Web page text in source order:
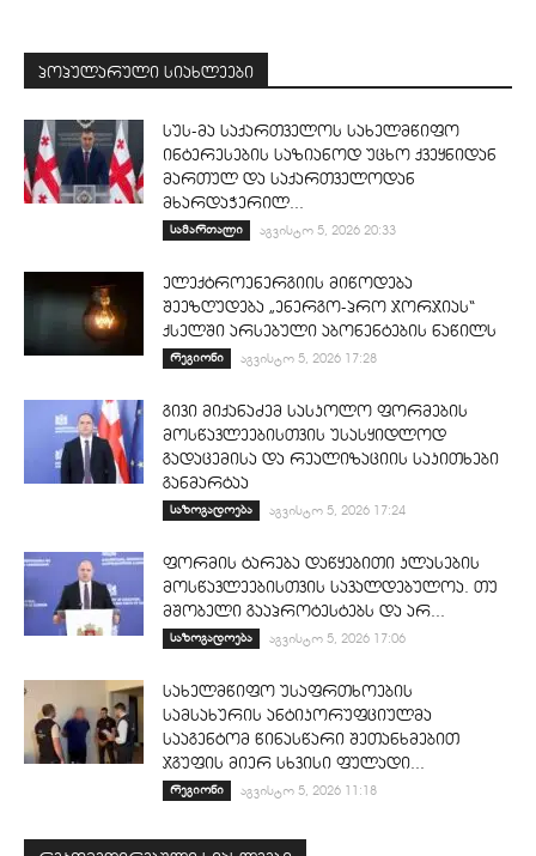
პოპულარული სიახლეები
სუს-მა საქართველოს სახელმწიფო
ინტერესების საზიანოდ უცხო ქვეყნიდან
მართულ და საქართველოდან
მხარდაჭერილ...
სამართალი აგვისტო 5, 2026 20:33
ელექტროენერგიის მიწოდება
შეეზღუდება „ენერგო-პრო ჯორჯიას“
ქსელში არსებული აბონენტების ნაწილს
რეგიონი აგვისტო 5, 2026 17:28
გივი მიქანაძემ სასკოლო ფორმების
მოსწავლეებისთვის უსასყიდლოდ
გადაცემისა და რეალიზაციის საკითხები
განმარტაა
საზოგადოება აგვისტო 5, 2026 17:24
ფორმის ტარება დაწყებითი კლასების
მოსწავლეებისთვის სავალდებულოა. თუ
მშობელი გააპროტესტებს და არ...
საზოგადოება აგვისტო 5, 2026 17:06
სახელმწიფო უსაფრთხოების
სამსახურის ანტიკორუფციულმა
სააგენტომ წინასწარი შეთანხმებით
ჯგუფის მიერ სხვისი ფულადი...
რეგიონი აგვისტო 5, 2026 11:18